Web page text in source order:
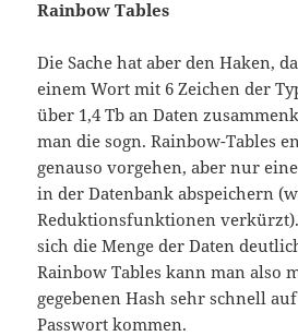
Rainbow Tables
Die Sache hat aber den Haken,
einem Wort mit 6 Zeichen der
über 1,4 Tb an Daten
man die sogn. Rainbow-Tables
genauso vorgehen, aber nur
in der Datenbank abspeichern
Reduktionsfunktionen
sich die Menge der Daten
Rainbow Tables kann man also
gegebenen Hash sehr schnell
Passwort kommen.